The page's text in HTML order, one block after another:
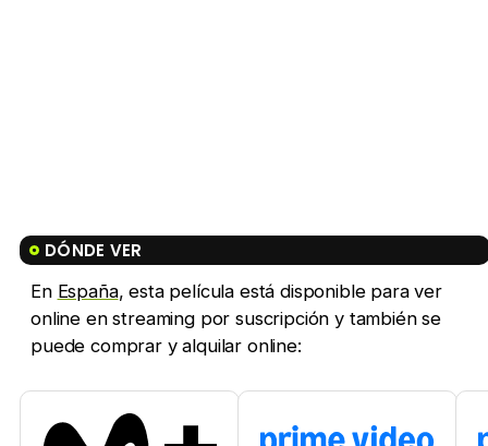
DÓNDE VER
En España, esta película está disponible para ver
online en streaming por suscripción y también se
puede comprar y alquilar online: